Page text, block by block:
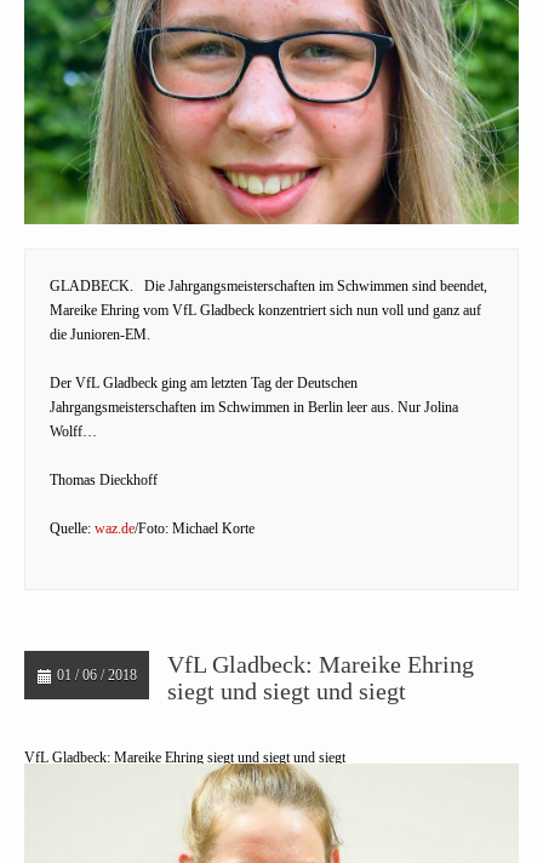
GLADBECK.
Die Jahrgangsmeisterschaften im Schwimmen sind beendet,
Mareike Ehring vom VfL Gladbeck konzentriert sich nun voll und ganz auf
die Junioren-EM.
Der VfL Gladbeck ging am letzten Tag der Deutschen
Jahrgangsmeisterschaften im Schwimmen in Berlin leer aus. Nur Jolina
Wolff…
Thomas Dieckhoff
Quelle: waz.de/Foto: Michael Korte
01 / 06 / 2018
VfL Gladbeck: Mareike Ehring
siegt und siegt und siegt
VfL Gladbeck: Mareike Ehring siegt und siegt und siegt